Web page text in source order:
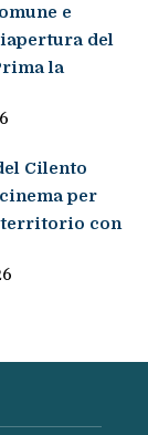
e
del
la
Cilento
per
con